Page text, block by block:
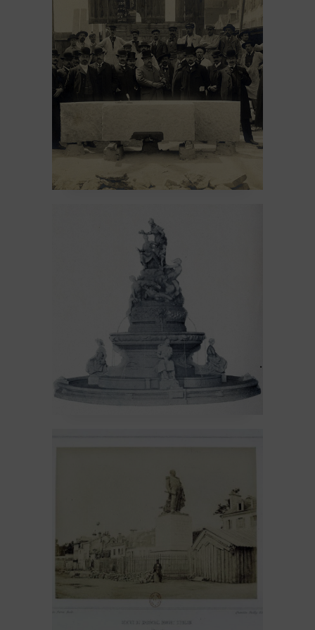
Les travaux et
l’inauguration
12 February 2026
Architecture
Avant 1914
Sculpture Un peu d'histoire
La fontaine Subé #3 –
le don et le concours
10 February 2026
Avant 1914 Sculpture
Le Comte d’Erlon
Sculpture
Un peu
d'histoire